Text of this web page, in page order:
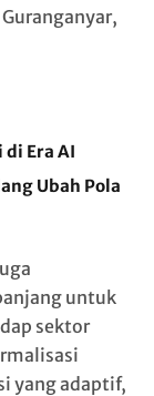
Era AI
Ubah Pola
untuk
sektor
yang adaptif,